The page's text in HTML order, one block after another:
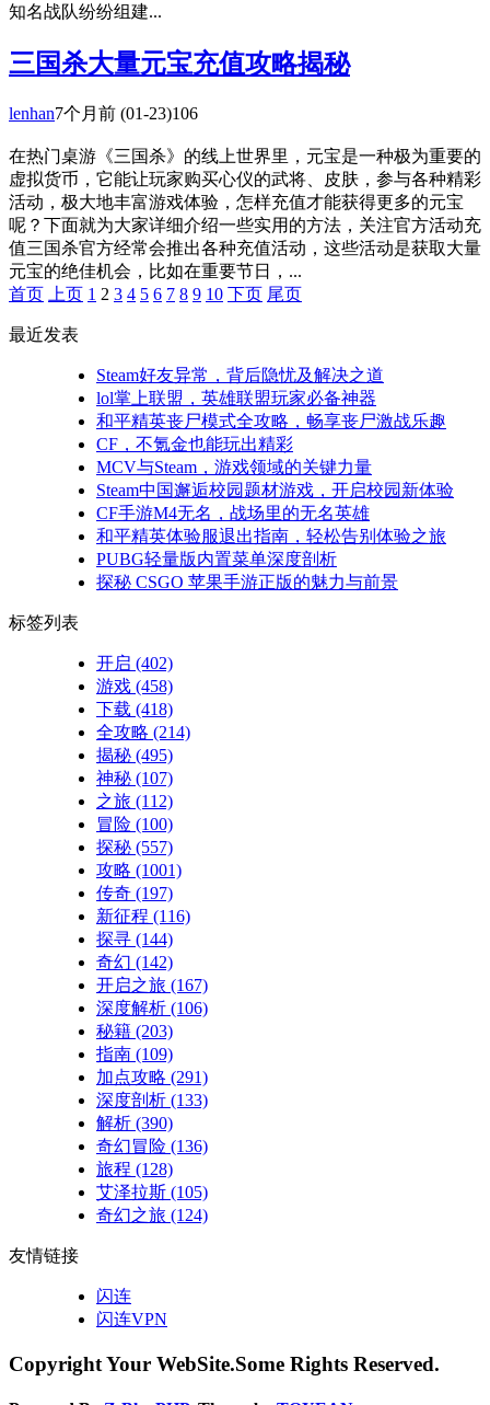
知名战队纷纷组建...
三国杀大量元宝充值攻略揭秘
lenhan7个月前 (01-23)106
在热门桌游《三国杀》的线上世界里，元宝是一种极为重要的
虚拟货币，它能让玩家购买心仪的武将、皮肤，参与各种精彩
活动，极大地丰富游戏体验，怎样充值才能获得更多的元宝
呢？下面就为大家详细介绍一些实用的方法，关注官方活动充
值三国杀官方经常会推出各种充值活动，这些活动是获取大量
元宝的绝佳机会，比如在重要节日，...
首页
上页 1 2 3 4 5 6 7 8 9 10 下页 尾页
最近发表
Steam好友异常，背后隐忧及解决之道
lol掌上联盟，英雄联盟玩家必备神器
和平精英丧尸模式全攻略，畅享丧尸激战乐趣
CF，不氪金也能玩出精彩
MCV与Steam，游戏领域的关键力量
Steam中国邂逅校园题材游戏，开启校园新体验
CF手游M4无名，战场里的无名英雄
和平精英体验服退出指南，轻松告别体验之旅
PUBG轻量版内置菜单深度剖析
探秘 CSGO 苹果手游正版的魅力与前景
标签列表
开启 (402)
游戏 (458)
下载 (418)
全攻略 (214)
揭秘 (495)
神秘 (107)
之旅 (112)
冒险 (100)
探秘 (557)
攻略 (1001)
传奇 (197)
新征程 (116)
探寻 (144)
奇幻 (142)
开启之旅 (167)
深度解析 (106)
秘籍 (203)
指南 (109)
加点攻略 (291)
深度剖析 (133)
解析 (390)
奇幻冒险 (136)
旅程 (128)
艾泽拉斯 (105)
奇幻之旅 (124)
友情链接
闪连
闪连VPN
Copyright Your WebSite.Some Rights Reserved.